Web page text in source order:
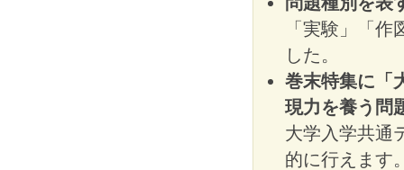
「実験」「
した。
巻末特集に「
現力を養う問
大学入学共通
的に行えます